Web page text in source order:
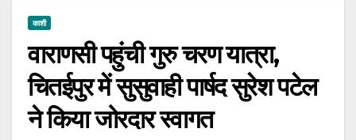
काशी
वाराणसी पहुंची गुरु चरण यात्रा,
चितईपुर में सुसुवाही पार्षद सुरेश पटेल
ने किया जोरदार स्वागत